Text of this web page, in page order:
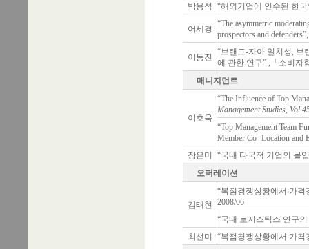
박용석
“해외기업에 인수된 한
어세경
“The asymmetric
prospectors and defenders”,
이동진
“브랜드-자아 일치성, 브
에 관한 연구” ,「소비자
매니지먼트
이호욱
“The Influence of Top
Management Studies,
“Top Management Team
Member Co- Location and
장은미
“국내 다국적 기업의 몰
오퍼레이션
김태현
“복점경쟁상황에서 가격
2008/06
“국내 로지스틱스 연구
최선미
“복점경쟁상황에서 가격